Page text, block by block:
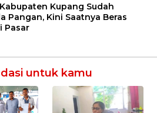
Kupang Sudah
Pangan, Kini Saatnya Beras
Pasar
untuk kamu